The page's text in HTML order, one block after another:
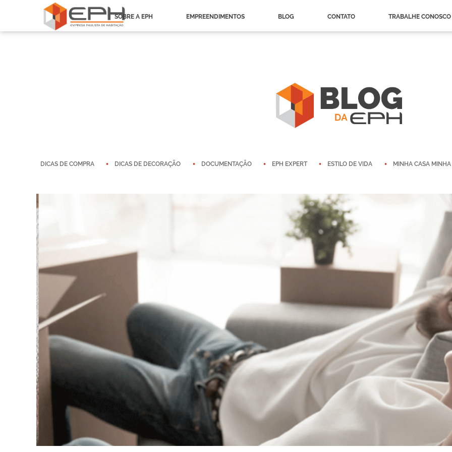
SOBRE A EPH EMPREENDIMENTOS BLOG CONTATO TRABALHE CONOSCO
DICAS DE COMPRA DICAS DE DECORAÇÃO DOCUMENTAÇÃO EPH EXPERT ESTILO DE VIDA MINHA CASA